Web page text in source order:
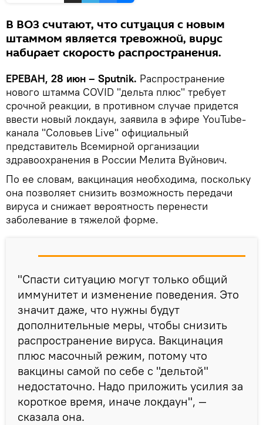
В ВОЗ считают, что ситуация с новым
штаммом является тревожной, вирус
набирает скорость распространения.
ЕРЕВАН, 28 июн – Sputnik. Распространение
нового штамма COVID "дельта плюс" требует
срочной реакции, в противном случае придется
ввести новый локдаун, заявила в эфире YouTube-
канала "Соловьев Live" официальный
представитель Всемирной организации
здравоохранения в России Мелита Вуйнович.
По ее словам, вакцинация необходима, поскольку
она позволяет снизить возможность передачи
вируса и снижает вероятность перенести
заболевание в тяжелой форме.
"Спасти ситуацию могут только общий
иммунитет и изменение поведения. Это
значит даже, что нужны будут
дополнительные меры, чтобы снизить
распространение вируса. Вакцинация
плюс масочный режим, потому что
вакцины самой по себе с "дельтой"
недостаточно. Надо приложить усилия за
короткое время, иначе локдаун", —
сказала она.